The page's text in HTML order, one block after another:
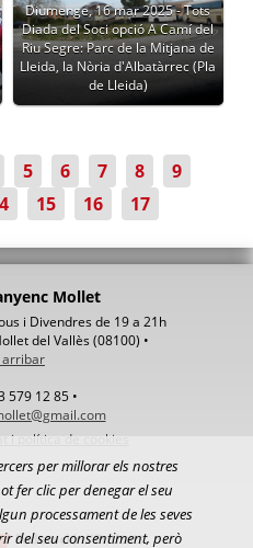
Diumenge, 16 mar 2025 - Tots
Diada del Soci opció A Camí del
Riu Segre: Parc de la Mitjana de
Lleida, la Nòria d'Albatàrrec (Pla
de Lleida)
5 6 7 8
9
15 16 17
Mollet
i Divendres de 19 a 21h
del Vallès (08100) •
arribar
579 12 85 •
i política de cookies
per millorar els nostres
fer clic per denegar el seu
processament de les seves
del seu consentiment, però